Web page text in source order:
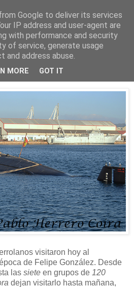
visitaron hoy al
de Felipe González. Desde
las siete en grupos de 120
dejan visitarlo hasta mañana,
Google to deliver its services
IP address and user-agent are
with performance and security
of service, generate usage
address abuse.
MORE GOT IT